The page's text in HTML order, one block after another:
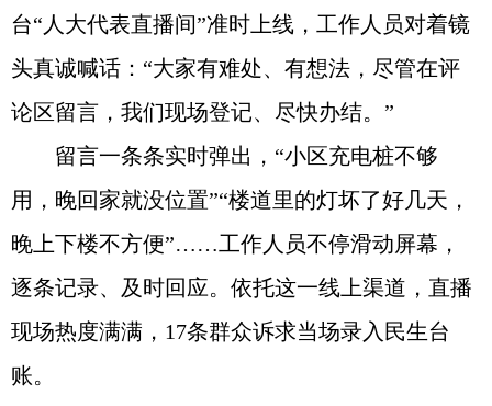
台“人大代表直播间”准时上线，工作人员对着镜
头真诚喊话：“大家有难处、有想法，尽管在评
论区留言，我们现场登记、尽快办结。”
留言一条条实时弹出，“小区充电桩不够
用，晚回家就没位置”“楼道里的灯坏了好几天，
晚上下楼不方便”……工作人员不停滑动屏幕，
逐条记录、及时回应。依托这一线上渠道，直播
现场热度满满，17条群众诉求当场录入民生台
账。